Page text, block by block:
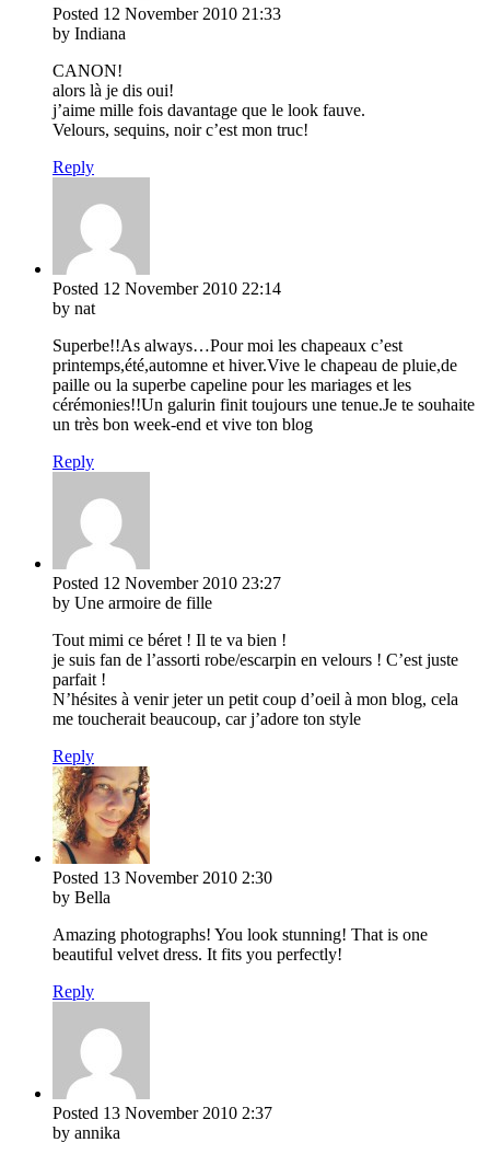
Posted 12 November 2010 21:33
by Indiana
CANON!
alors là je dis oui!
j’aime mille fois davantage que le look fauve.
Velours, sequins, noir c’est mon truc!
Reply
Posted 12 November 2010 22:14
by nat
Superbe!!As always…Pour moi les chapeaux c’est
printemps,été,automne et hiver.Vive le chapeau de pluie,de
paille ou la superbe capeline pour les mariages et les
cérémonies!!Un galurin finit toujours une tenue.Je te souhaite
un très bon week-end et vive ton blog
Reply
Posted 12 November 2010 23:27
by Une armoire de fille
Tout mimi ce béret ! Il te va bien !
je suis fan de l’assorti robe/escarpin en velours ! C’est juste
parfait !
N’hésites à venir jeter un petit coup d’oeil à mon blog, cela
me toucherait beaucoup, car j’adore ton style
Reply
Posted 13 November 2010 2:30
by Bella
Amazing photographs! You look stunning! That is one
beautiful velvet dress. It fits you perfectly!
Reply
Posted 13 November 2010 2:37
by annika